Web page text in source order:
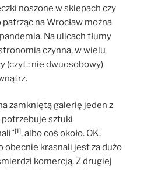
noszone w sklepach czy
na Wrocław można
Na ulicach tłumy
czynna, w wielu
(czyt.: nie dwuosobowy)
zamkniętą galerię jeden z
potrzebuje sztuki
[1], albo coś około. OK,
obecnie krasnali jest za dużo
komercją. Z drugiej